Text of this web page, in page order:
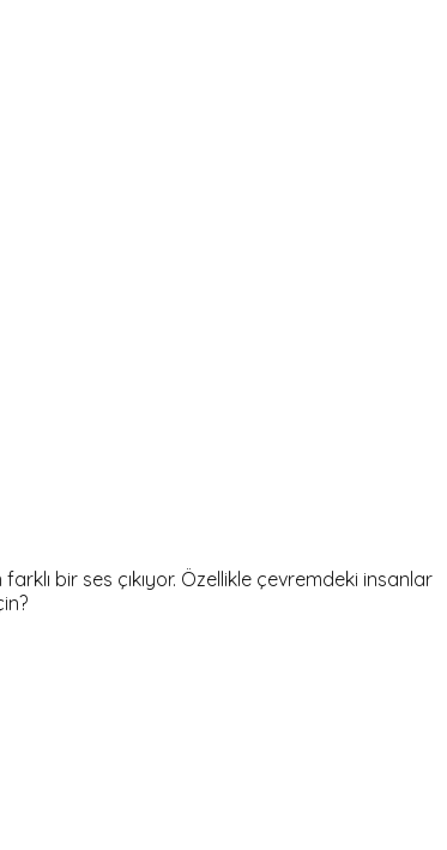
bir ses çıkıyor. Özellikle çevremdeki insanlar